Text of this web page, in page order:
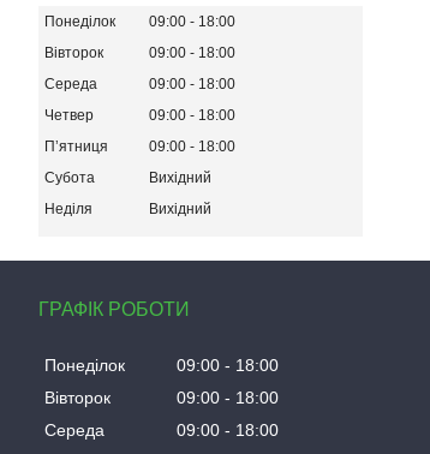
Понеділок 09:00
18:00
Вівторок
09:00
18:00
Середа
09:00
18:00
Четвер
09:00
18:00
Пʼятниця
09:00
18:00
Субота
Вихідний
Неділя
Вихідний
ГРАФІК РОБОТИ
Понеділок 09:00
18:00
Вівторок
09:00
18:00
Середа
09:00
18:00